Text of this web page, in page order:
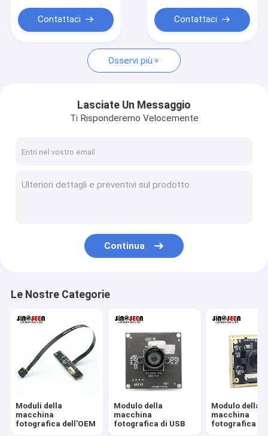
Contattaci
Moduli della macchina fotografica dell'OEM
Modulo globale della macchina fotografica dell'otturatore
Modulo doppio della macchina fotografica della lente
Modulo della macchina fotografica di riconoscimento di
modulo del webcam del computer portatile
1MP Camera Module
Contattaci Contattaci
Osservi più
Lasciate Un Messaggio
Ti Risponderemo Velocemente
Continua
Le Nostre Categorie
Moduli della
macchina
fotografica dell'OEM
Modulo della
macchina
fotografica di USB
Modulo della
macchina
fotografica di